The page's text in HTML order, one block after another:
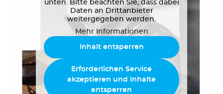
nach:
unten. Bitte beachten Sie, dass dabei
Daten an Drittanbieter
weitergegeben werden.
Mehr Informationen
Inhalt entsperren
Erforderlichen Service
akzeptieren und Inhalte
entsperren